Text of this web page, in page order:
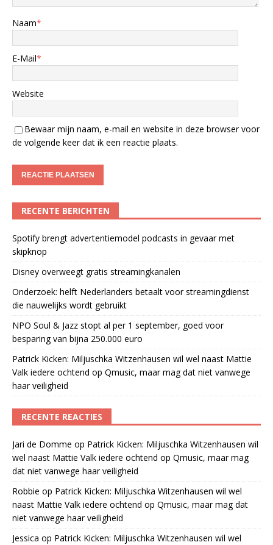
Naam*
E-Mail*
Website
Bewaar mijn naam, e-mail en website in deze browser voor
de volgende keer dat ik een reactie plaats.
RECENTE BERICHTEN
Spotify brengt advertentiemodel podcasts in gevaar met
skipknop
Disney overweegt gratis streamingkanalen
Onderzoek: helft Nederlanders betaalt voor streamingdienst
die nauwelijks wordt gebruikt
NPO Soul & Jazz stopt al per 1 september, goed voor
besparing van bijna 250.000 euro
Patrick Kicken: Miljuschka Witzenhausen wil wel naast Mattie
Valk iedere ochtend op Qmusic, maar mag dat niet vanwege
haar veiligheid
RECENTE REACTIES
Jari de Domme op Patrick Kicken: Miljuschka Witzenhausen wil
wel naast Mattie Valk iedere ochtend op Qmusic, maar mag
dat niet vanwege haar veiligheid
Robbie op Patrick Kicken: Miljuschka Witzenhausen wil wel
naast Mattie Valk iedere ochtend op Qmusic, maar mag dat
niet vanwege haar veiligheid
Jessica op Patrick Kicken: Miljuschka Witzenhausen wil wel